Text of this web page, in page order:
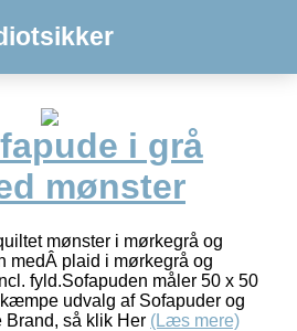
i grå
mønster
mønster i mørkegrå og
medÂ plaid i mørkegrå og
fyld.Sofapuden måler 50 x 50
udvalg af Sofapuder og
så klik Her (Læs mere)